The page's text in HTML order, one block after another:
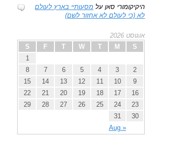
היקיקומורי סאןעל מסעותיי בארץ לעולם
לא (כי לעולם לא אחזור לשם)
אוגוסט 2026
S
M
T
W
T
F
S
« Aug
1
2
3
4
5
6
7
8
9
10
11
12
13
14
15
16
17
18
19
20
21
22
23
24
25
26
27
28
29
30
31